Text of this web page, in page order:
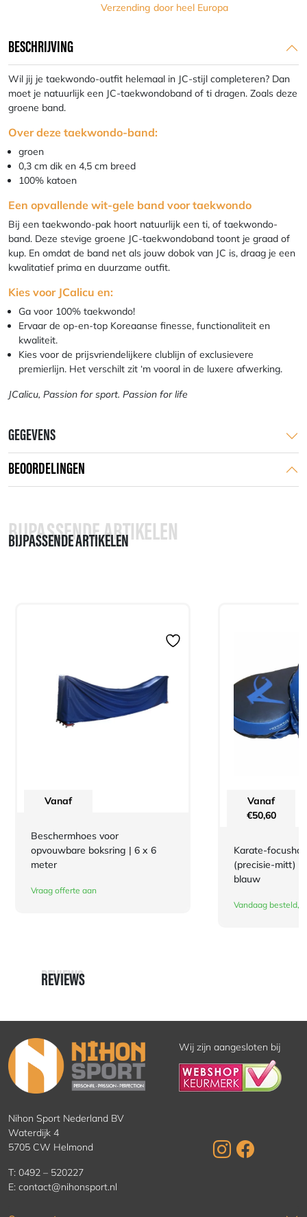
Verzending door heel Europa
BESCHRIJVING
Wil jij je taekwondo-outfit helemaal in JC-stijl completeren? Dan
moet je natuurlijk een JC-taekwondoband of ti dragen. Zoals deze
groene band.
Over deze taekwondo-band:
groen
0,3 cm dik en 4,5 cm breed
100% katoen
Een opvallende wit-gele band voor taekwondo
Bij een taekwondo-pak hoort natuurlijk een ti, of taekwondo-
band. Deze stevige groene JC-taekwondoband toont je graad of
kup. En omdat de band net als jouw dobok van JC is, draag je een
kwalitatief prima en duurzame outfit.
Kies voor JCalicu en:
Ga voor 100% taekwondo!
Ervaar de op-en-top Koreaanse finesse, functionaliteit en
kwaliteit.
Kies voor de prijsvriendelijkere clublijn of exclusievere
premierlijn. Het verschilt zit ‘m vooral in de luxere afwerking.
JCalicu, Passion for sport. Passion for life
GEGEVENS
BEOORDELINGEN
BIJPASSENDE ARTIKELEN
BIJPASSENDE ARTIKELEN
Vanaf
Beschermhoes voor
opvouwbare boksring | 6 x 6
meter
Vraag offerte aan
Vanaf
€50,60
Karate-
(precisie-mitt)
blauw
Vandaag besteld,
REVIEWS
REVIEWS
Wij zijn aangesloten bij
Nihon Sport Nederland BV
Waterdijk 4
5705 CW Helmond
T: 0492 – 520227
E: contact@nihonsport.nl